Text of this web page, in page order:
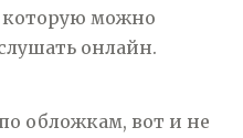
которую можно
онлайн.
обложкам, вот и не